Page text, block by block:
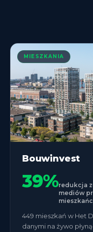
MIESZKANIA
Bouwinvest
39%redukcja
mediów
449 mieszkań w Het
danymi na żywo